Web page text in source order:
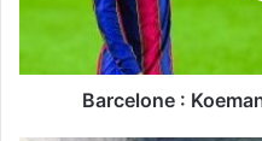
Barcelone :